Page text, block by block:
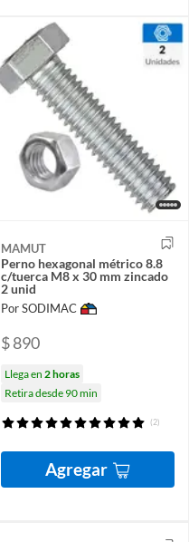
MAMUT
Perno hexagonal métrico 8.8
c/tuerca M8 x 30 mm zincado
2 unid
Por SODIMAC
$ 890
Llega en 2 horas
Retira desde 90 min
(2)
Agregar